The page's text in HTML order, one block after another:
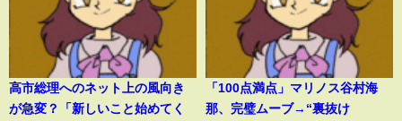
高市総理へのネット上の風向き
が急変？「新しいこと始めてく
「100点満点」マリノス谷村海
那、完璧ムーブ→“裏抜け